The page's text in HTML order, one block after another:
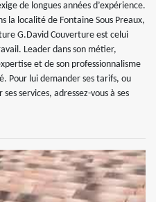
de longues années d’expérience.
la localité de Fontaine Sous Preaux,
G.David Couverture est celui
Leader dans son métier,
et de son professionnalisme
Pour lui demander ses tarifs, ou
services, adressez-vous à ses